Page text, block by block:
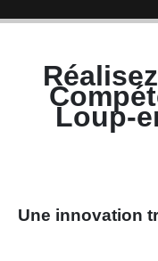
Loup-
Une innovation